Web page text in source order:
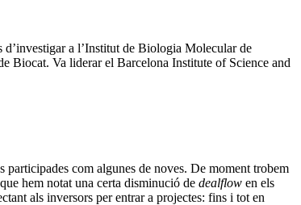
d’investigar a l’Institut de Biologia Molecular de
Biocat. Va liderar el Barcelona Institute of Science and
participades com algunes de noves. De moment trobem
hem notat una certa disminució de dealflow en els
als inversors per entrar a projectes: fins i tot en